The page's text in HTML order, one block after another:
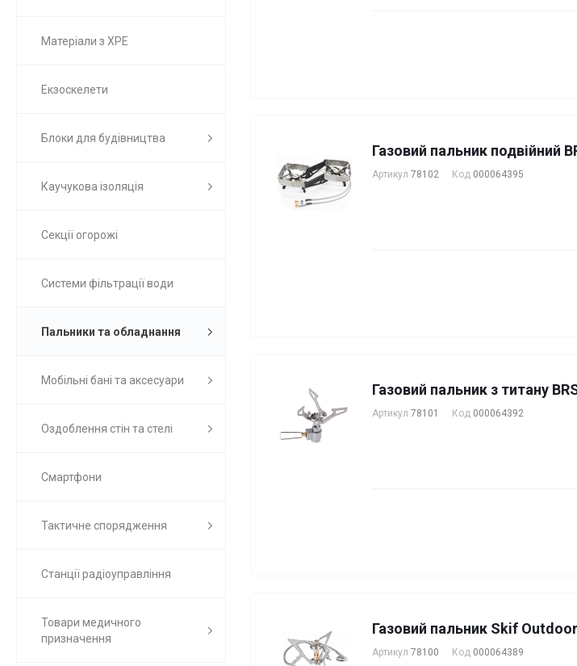
Матеріали з ХРЕ
Екзоскелети
Блоки для будівництва
Каучукова ізоляція
Секції огорожі
Системи фільтрації води
Пальники та обладнання
Мобільні бані та аксесуари
Оздоблення стін та стелі
Смартфони
Тактичне спорядження
Станції радіоуправління
Товари медичного
призначення
Газовий пальник подвійний
Артикул 78102 Код 000064395
Газовий пальник з титану
Артикул 78101 Код 000064392
Газовий пальник Skif
Артикул 78100 Код 000064389